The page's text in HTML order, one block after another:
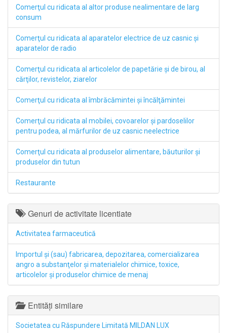
Comerţul cu ridicata al altor produse nealimentare de larg
consum
Comerţul cu ridicata al aparatelor electrice de uz casnic şi
aparatelor de radio
Comerţul cu ridicata al articolelor de papetărie şi de birou, al
cărţilor, revistelor, ziarelor
Comerţul cu ridicata al îmbrăcămintei şi încălţămintei
Comerţul cu ridicata al mobilei, covoarelor şi pardoselilor
pentru podea, al mărfurilor de uz casnic neelectrice
Comerţul cu ridicata al produselor alimentare, băuturilor şi
produselor din tutun
Restaurante
Genuri de activitate licentiate
Activitatea farmaceutică
Importul şi (sau) fabricarea, depozitarea, comercializarea
angro a substanţelor şi materialelor chimice, toxice,
articolelor şi produselor chimice de menaj
Entități similare
Societatea cu Răspundere Limitată MILDAN LUX